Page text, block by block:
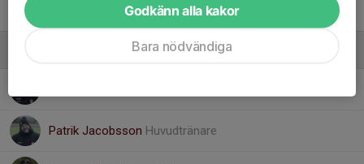
Yasin Berisha 14
Patrik Jacobsson Huvudtränare
Godkänn alla kakor
Bara nödvändiga